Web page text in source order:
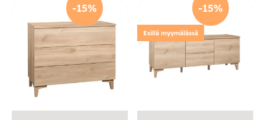
-15% -15%
Esillä myymälässä